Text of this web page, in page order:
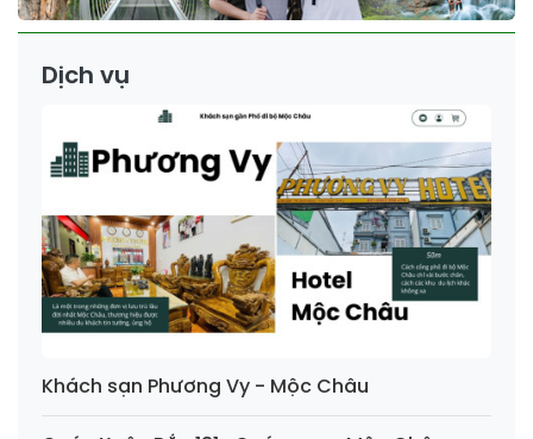
Dịch vụ
Khách sạn Phương Vy - Mộc Châu